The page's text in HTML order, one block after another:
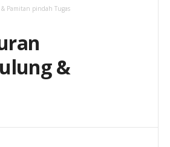
Pamitan pindah Tugas
&